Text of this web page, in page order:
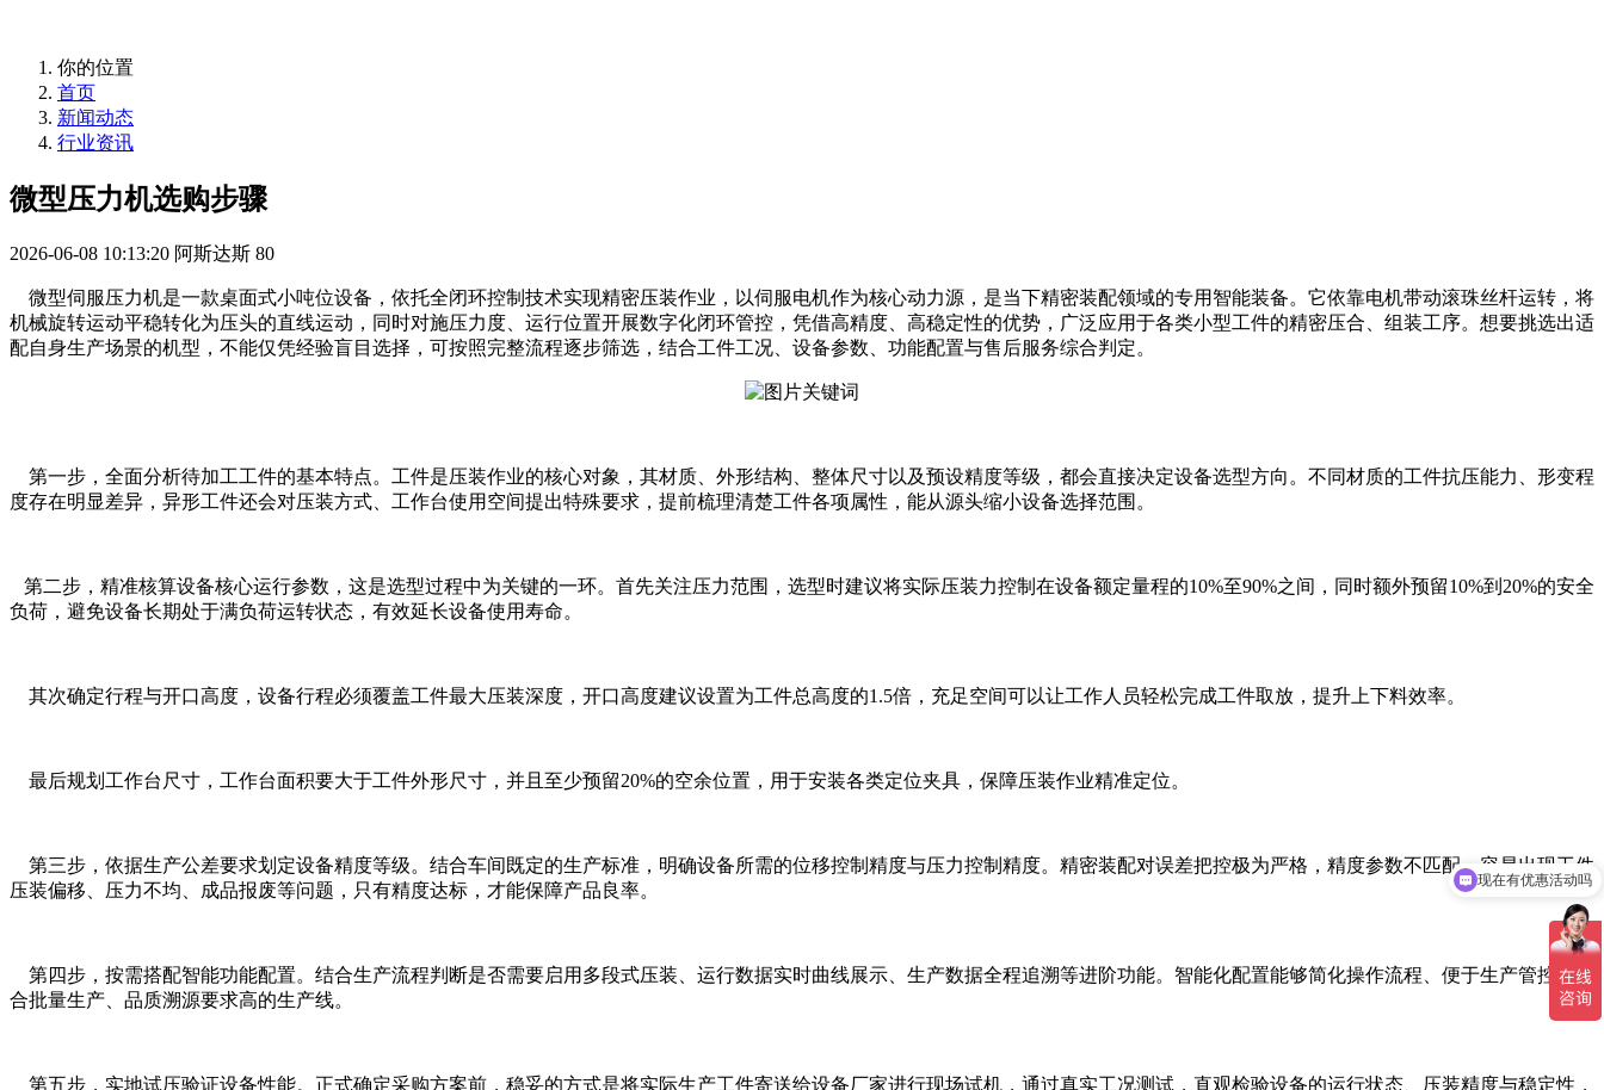
你的位置
首页
新闻动态
行业资讯
微型压力机选购步骤
2026-06-08 10:13:20 阿斯达斯 80
微型伺服压力机是一款桌面式小吨位设备，依托全闭环控制技术实现精密压装作业，以伺服电机作为核心动力源，是当下精密装配领域的专用智能装备。它依靠电机带动滚珠丝杆运转，将
机械旋转运动平稳转化为压头的直线运动，同时对施压力度、运行位置开展数字化闭环管控，凭借高精度、高稳定性的优势，广泛应用于各类小型工件的精密压合、组装工序。想要挑选出适
配自身生产场景的机型，不能仅凭经验盲目选择，可按照完整流程逐步筛选，结合工件工况、设备参数、功能配置与售后服务综合判定。
第一步，全面分析待加工工件的基本特点。工件是压装作业的核心对象，其材质、外形结构、整体尺寸以及预设精度等级，都会直接决定设备选型方向。不同材质的工件抗压能力、形变程
度存在明显差异，异形工件还会对压装方式、工作台使用空间提出特殊要求，提前梳理清楚工件各项属性，能从源头缩小设备选择范围。
第二步，精准核算设备核心运行参数，这是选型过程中为关键的一环。首先关注压力范围，选型时建议将实际压装力控制在设备额定量程的10%至90%之间，同时额外预留10%到20%的安全
负荷，避免设备长期处于满负荷运转状态，有效延长设备使用寿命。
其次确定行程与开口高度，设备行程必须覆盖工件最大压装深度，开口高度建议设置为工件总高度的1.5倍，充足空间可以让工作人员轻松完成工件取放，提升上下料效率。
最后规划工作台尺寸，工作台面积要大于工件外形尺寸，并且至少预留20%的空余位置，用于安装各类定位夹具，保障压装作业精准定位。
第三步，依据生产公差要求划定设备精度等级。结合车间既定的生产标准，明确设备所需的位移控制精度与压力控制精度。精密装配对误差把控极为严格，精度参数不匹配，容易出现工件
压装偏移、压力不均、成品报废等问题，只有精度达标，才能保障产品良率。
第四步，按需搭配智能功能配置。结合生产流程判断是否需要启用多段式压装、运行数据实时曲线展示、生产数据全程追溯等进阶功能。智能化配置能够简化操作流程、便于生产管控，适
合批量生产、品质溯源要求高的生产线。
第五步，实地试压验证设备性能。正式确定采购方案前，稳妥的方式是将实际生产工件寄送给设备厂家进行现场试机，通过真实工况测试，直观检验设备的运行状态、压装精度与稳定性，
现在有优惠活动吗